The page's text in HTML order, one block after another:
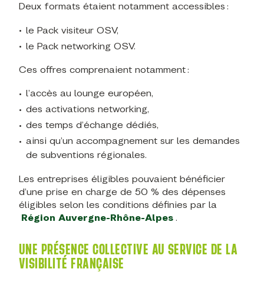
Deux formats étaient notamment accessibles :
le Pack visiteur OSV,
le Pack networking OSV.
Ces offres comprenaient notamment :
l’accès au lounge européen,
des activations networking,
des temps d’échange dédiés,
ainsi qu’un accompagnement sur les demandes
de subventions régionales.
Les entreprises éligibles pouvaient bénéficier
d’une prise en charge de 50 % des dépenses
éligibles selon les conditions définies par la
Région Auvergne-Rhône-Alpes .
UNE PRÉSENCE COLLECTIVE AU SERVICE DE LA
VISIBILITÉ FRANÇAISE